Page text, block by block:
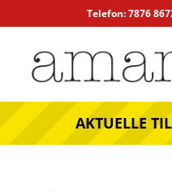
Telefon: 7876
AKTUELLE